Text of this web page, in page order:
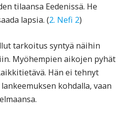
tilaansa Eedenissä. He
lapsia. (2. Nefi 2)
tarkoitus syntyä näihin
Myöhempien aikojen pyhät
Hän ei tehnyt
kohdalla, vaan